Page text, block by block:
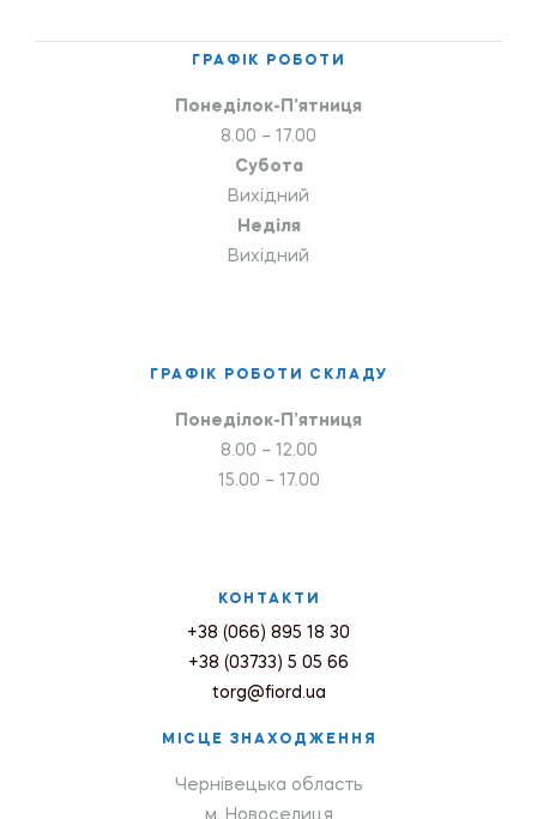
ГРАФІК РОБОТИ
Понеділок-П’ятниця
8.00 – 17.00
Субота
Вихідний
Неділя
Вихідний
ГРАФІК РОБОТИ СКЛАДУ
Понеділок-П’ятниця
8.00 – 12.00
15.00 – 17.00
КОНТАКТИ
+38 (066) 895 18 30
+38 (03733) 5 05 66
torg@fiord.ua
МІСЦЕ ЗНАХОДЖЕННЯ
Чернівецька область
м. Новоселиця